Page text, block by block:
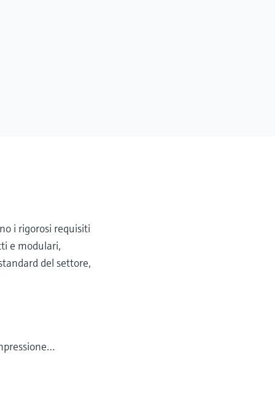
i rigorosi requisiti
e modulari,
del settore,